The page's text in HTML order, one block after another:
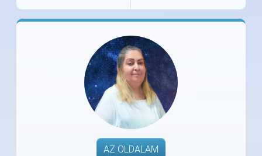
AZ OLDALAM